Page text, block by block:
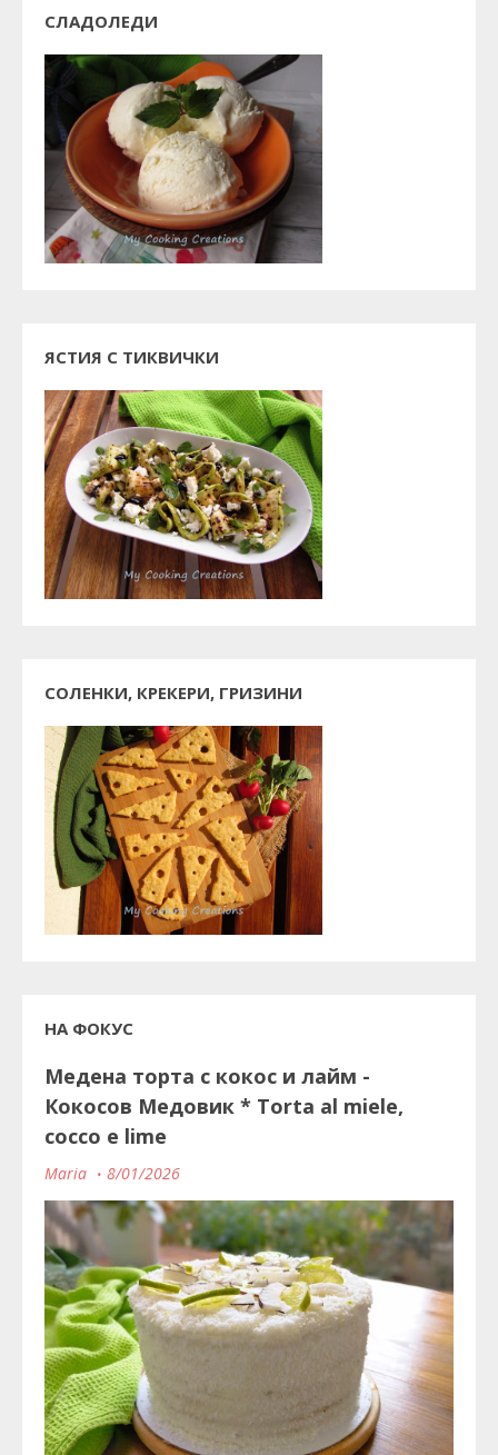
СЛАДОЛЕДИ
ЯСТИЯ С ТИКВИЧКИ
СОЛЕНКИ, КРЕКЕРИ, ГРИЗИНИ
НА ФОКУС
Медена торта с кокос и лайм -
Кокосов Медовик * Torta al miele,
cocco e lime
Maria 8/01/2026